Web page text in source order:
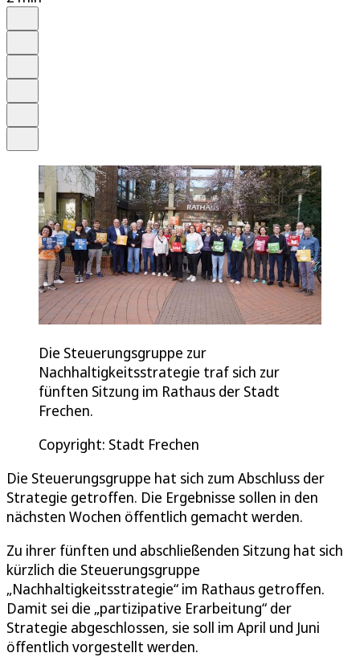
Die Steuerungsgruppe zur
Nachhaltigkeitsstrategie traf sich zur
fünften Sitzung im Rathaus der Stadt
Frechen.
Copyright: Stadt Frechen
Die Steuerungsgruppe hat sich zum Abschluss der
Strategie getroffen. Die Ergebnisse sollen in den
nächsten Wochen öffentlich gemacht werden.
Zu ihrer fünften und abschließenden Sitzung hat sich
kürzlich die Steuerungsgruppe
„Nachhaltigkeitsstrategie“ im Rathaus getroffen.
Damit sei die „partizipative Erarbeitung“ der
Strategie abgeschlossen, sie soll im April und Juni
öffentlich vorgestellt werden.